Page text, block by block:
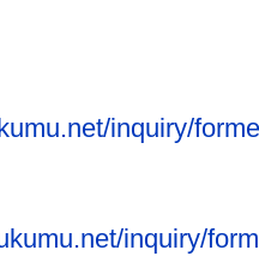
inquiry/
inquiry/